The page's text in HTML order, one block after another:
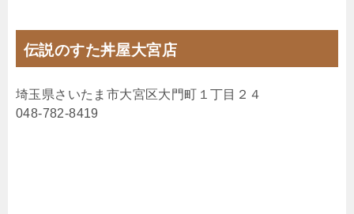
伝説のすた丼屋大宮店
埼玉県さいたま市大宮区大門町１丁目２４
048-782-8419